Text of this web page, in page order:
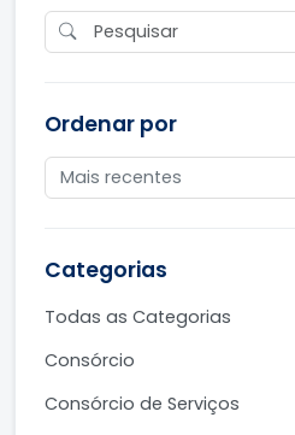
Ordenar por
Categorias
Todas as Categorias
Consórcio
Consórcio de Serviços